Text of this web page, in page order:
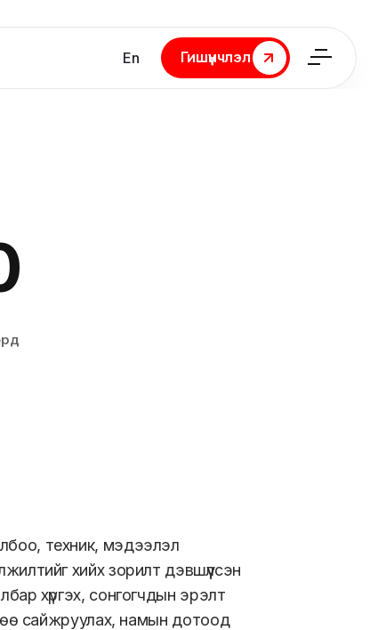
En
Гишүүнчлэл
Гишүүнчлэл
техник, мэдээлэл
хийх зорилт дэвшүүлсэн
хүргэх, сонгогчдын эрэлт
сайжруулах, намын дотоод